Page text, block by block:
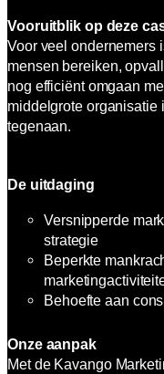
Vooruitblik op deze
Voor veel ondernemers
mensen bereiken,
nog efficiënt omgaan
middelgrote organisatie
tegenaan.
De uitdaging
Versnipperde
strategie
Beperkte
Behoefte aan
Onze aanpak
Met de Kavango